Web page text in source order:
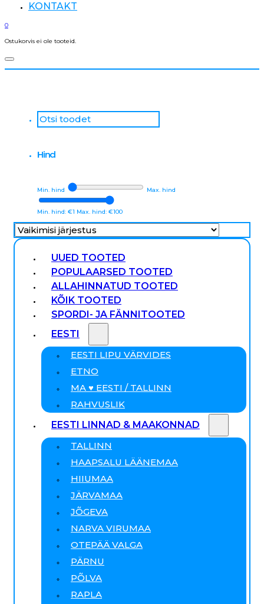
KONTAKT
0
Ostukorvis ei ole tooteid.
Otsi
Hind
Min. hind Max. hind
Min. hind: €1 Max. hind: €100
UUED TOOTED
POPULAARSED TOOTED
ALLAHINNATUD TOOTED
KÕIK TOOTED
SPORDI- JA FÄNNITOOTED
EESTI
EESTI LIPU VÄRVIDES
ETNO
MA ♥ EESTI / TALLINN
RAHVUSLIK
EESTI LINNAD & MAAKONNAD
TALLINN
HAAPSALU LÄÄNEMAA
HIIUMAA
JÄRVAMAA
JÕGEVA
NARVA VIRUMAA
OTEPÄÄ VALGA
PÄRNU
PÕLVA
RAPLA